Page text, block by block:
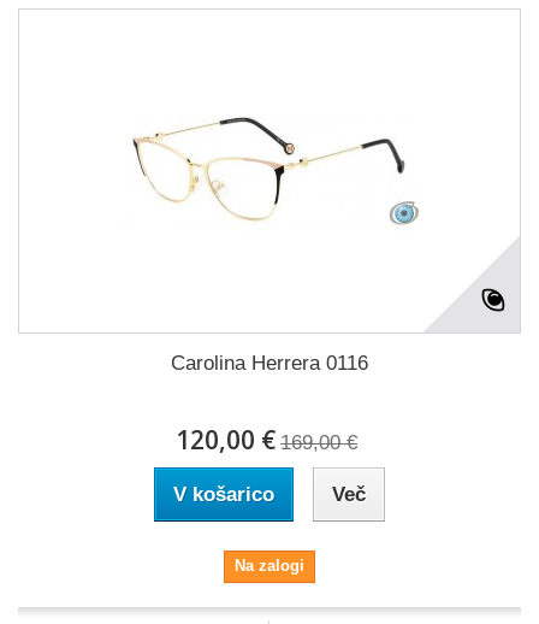
Carolina Herrera 0116
120,00 € 169,00 €
V košarico Več
Na zalogi